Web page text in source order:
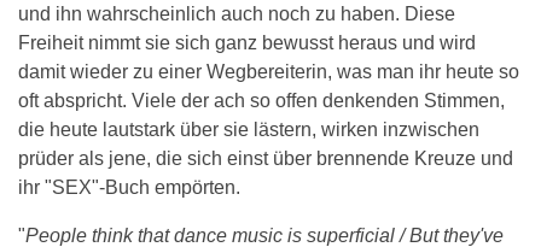
und ihn wahrscheinlich auch noch zu haben. Diese
Freiheit nimmt sie sich ganz bewusst heraus und wird
damit wieder zu einer Wegbereiterin, was man ihr heute so
oft abspricht. Viele der ach so offen denkenden Stimmen,
die heute lautstark über sie lästern, wirken inzwischen
prüder als jene, die sich einst über brennende Kreuze und
ihr "SEX"-Buch empörten.
"People think that dance music is superficial / But they've